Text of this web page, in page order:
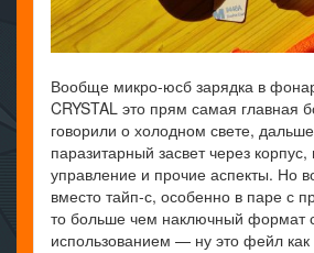
Вообще микро-юсб зарядка в
CRYSTAL это прям самая главная
говорили о холодном свете,
паразитарный засвет через
управление и прочие аспекты. Но
вместо тайп-с, особенно в паре с
то больше чем наключный формат
использованием — ну это фейл